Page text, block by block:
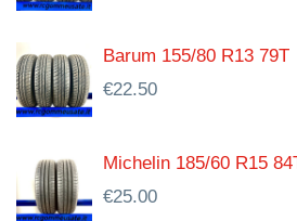
Barum 155/80 R13 79T
€22.50
Michelin 185/60 R15
€25.00